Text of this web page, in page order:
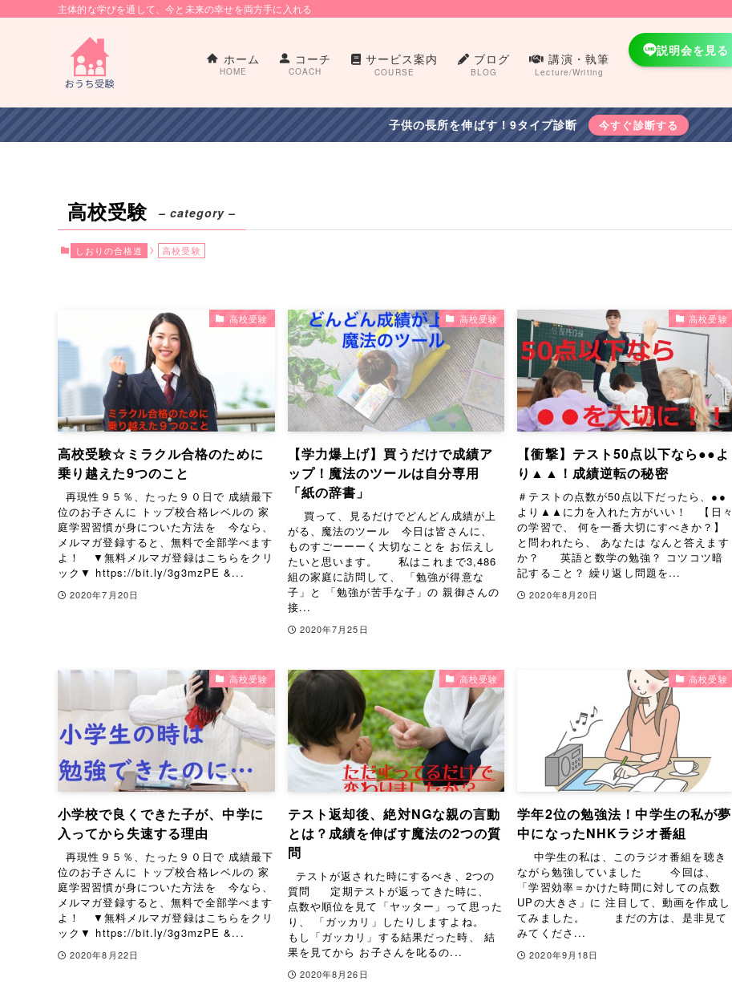
主体的な学びを通して、今と未来の幸せを両方手に入れる
ホーム
HOME
コーチ
COACH
サービス案内
COURSE
ブログ
BLOG
講演・執筆
Lecture/Writing
説明会を見る
子供の長所を伸ばす！9タイプ診断 今すぐ診断する
高校受験 – category –
しおりの合格道 高校受験
高校受験
高校受験☆ミラクル合格のために
乗り越えた9つのこと
再現性９５％、たった９０日で 成績最下
位のお子さんに トップ校合格レベルの 家
庭学習習慣が身についた方法を 今なら、
メルマガ登録すると、無料で全部学べます
よ！ ▼無料メルマガ登録はこちらをクリ
ック▼ https://bit.ly/3g3mzPE &...
2020年7月20日
高校受験
【学力爆上げ】買うだけで成績ア
ップ！魔法のツールは自分専用
「紙の辞書」
買って、見るだけでどんどん成績が上
がる、魔法のツール 今日は皆さんに、
ものすごーーーく大切なことを お伝えし
たいと思います。 私はこれまで3,486
組の家庭に訪問して、 「勉強が得意な
子」と 「勉強が苦手な子」の 親御さんの
接...
2020年7月25日
高校受験
【衝撃】テスト50点以下なら●●よ
り▲▲！成績逆転の秘密
＃テストの点数が50点以下だったら、●●
より▲▲に力を入れた方がいい！ 【日々
の学習で、 何を一番大切にすべきか？】
と問われたら、 あなたは なんと答えます
か？ 英語と数学の勉強？ コツコツ暗
記すること？ 繰り返し問題を...
2020年8月20日
高校受験
小学校で良くできた子が、中学に
入ってから失速する理由
再現性９５％、たった９０日で 成績最下
位のお子さんに トップ校合格レベルの 家
庭学習習慣が身についた方法を 今なら、
メルマガ登録すると、無料で全部学べます
よ！ ▼無料メルマガ登録はこちらをクリ
ック▼ https://bit.ly/3g3mzPE &...
2020年8月22日
高校受験
テスト返却後、絶対NGな親の言動
とは？成績を伸ばす魔法の2つの質
問
テストが返された時にするべき、2つの
質問 定期テストが返ってきた時に、
点数や順位を見て「ヤッター」って思った
り、 「ガッカリ」したりしますよね。
もし「ガッカリ」する結果だった時、 結
果を見てから お子さんを叱るの...
2020年8月26日
高校受験
学年2位の勉強法！中学生の私が夢
中になったNHKラジオ番組
中学生の私は、このラジオ番組を聴き
ながら勉強していました 今回は、
「学習効率＝かけた時間に対しての点数
UPの大きさ」に 注目して、動画を作成し
てみました。 まだの方は、是非見て
みてくださ...
2020年9月18日